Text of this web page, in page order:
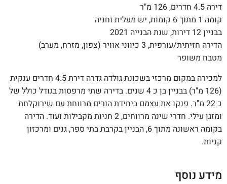
דירה 4.5 חדרים, 126 מ"ר
קומה 1 מתוך 6 קומות, יש מעלית וחניה
בבניין 12 דירות, שנת הבנייה 2021
הדירה חזיתית/עורפית, 3 כיווני אוויר (צפון, מזרח, מערב)
מטבח משופר
למכירה במקום מרכזי בשכונת גולדה גדרה דירת 4.5 חדרים ענקית
(126 מ"ר) בבניין בן כ 4 שנים. בדירה שתי מרפסות בגודל כולל של
כ 22 מ"ר. פנקו את עצמם ביחידת הורים מרווחת עם שירוקלחת
ומזגן עילי. חדרי שינה מרווחים, 2 חניות מקבילות ועוד. הדירה
בקומה ראשונה מתוך 6, הבניין בקרבת בתי ספר, גנים ומרכזון
קניות.
מידע נוסף